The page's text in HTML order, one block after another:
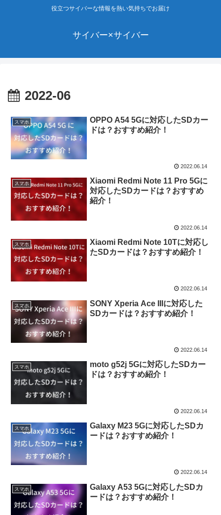
役立つサイバーな情報を熱い気持ちでお届け
サイバー×サイバー
2022-06
スマホ
OPPO A54 5Gに対応したSDカー
ドは？おすすめ紹介！
2022.06.14
スマホ
Xiaomi Redmi Note 11 Pro 5Gに
対応したSDカードは？おすすめ
紹介！
2022.06.14
スマホ
Xiaomi Redmi Note 10Tに対応し
たSDカードは？おすすめ紹介！
2022.06.14
スマホ
SONY Xperia Ace IIIに対応した
SDカードは？おすすめ紹介！
2022.06.14
スマホ
moto g52j 5Gに対応したSDカー
ドは？おすすめ紹介！
2022.06.14
スマホ
Galaxy M23 5Gに対応したSDカ
ードは？おすすめ紹介！
2022.06.14
スマホ
Galaxy A53 5Gに対応したSDカ
ードは？おすすめ紹介！